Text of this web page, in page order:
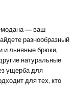
— ваш
разнообразный
и льняные брюки,
натуральные
ущерба для
для тех, кто